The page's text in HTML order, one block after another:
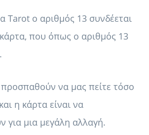
Tarot ο αριθμός 13 συνδέεται
κάρτα, που όπως ο αριθμός 13
να μας πείτε τόσο
η κάρτα είναι να
για μια μεγάλη αλλαγή.